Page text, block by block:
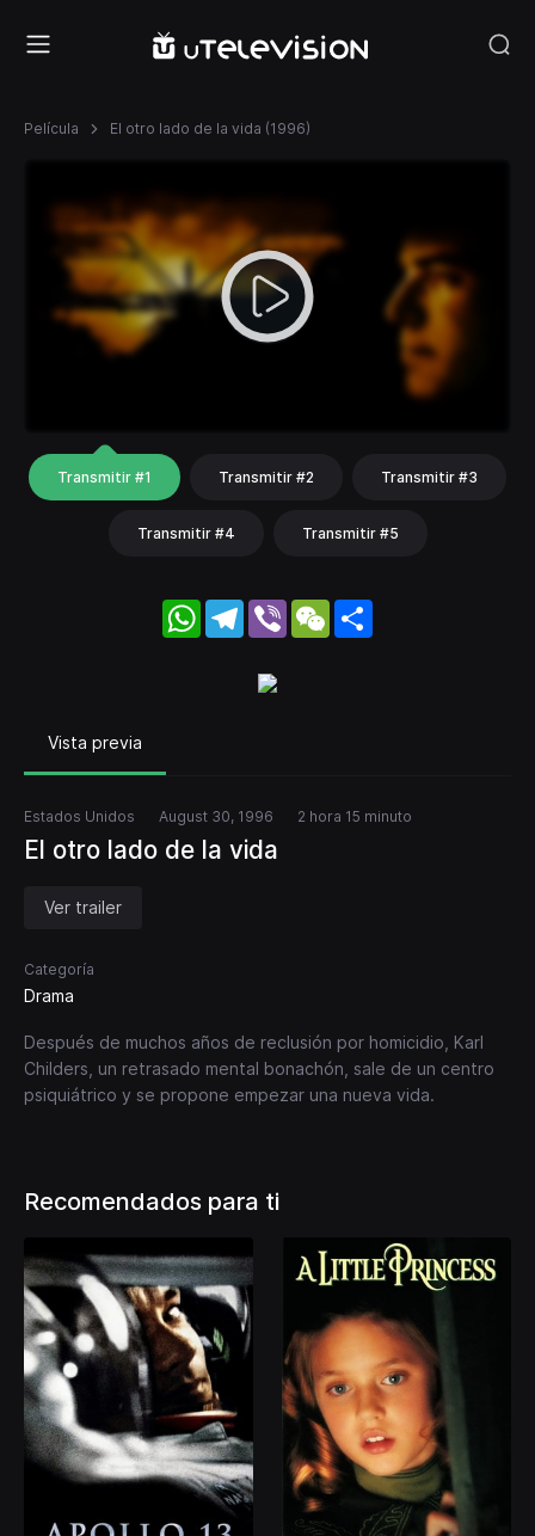
Película El otro lado de la vida (1996)
Transmitir #1 Transmitir #2 Transmitir #3
Transmitir #4 Transmitir #5
WhatsApp
Telegram
Viber WeChat
Vista previa
Estados Unidos August 30, 1996 2 hora 15 minuto
El otro lado de la vida
Ver trailer
Categoría
Drama
Después de muchos años de reclusión por homicidio, Karl
Childers, un retrasado mental bonachón, sale de un centro
psiquiátrico y se propone empezar una nueva vida.
Recomendados para ti